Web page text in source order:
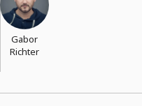
Gabor
Richter